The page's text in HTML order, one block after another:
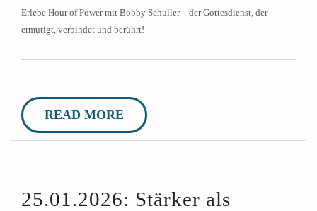
Erlebe Hour of Power mit Bobby Schuller – der Gottesdienst, der
ermutigt, verbindet und berührt!
READ MORE
25.01.2026: Stärker als